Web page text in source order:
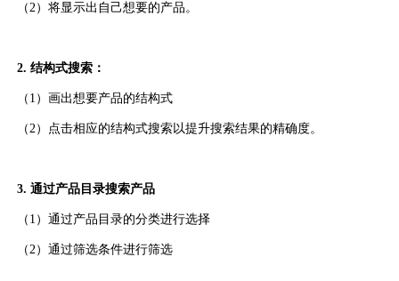
（2）将显示出自己想要的产品。
2. 结构式搜索：
（1）画出想要产品的结构式
（2）点击相应的结构式搜索以提升搜索结果的精确度。
3. 通过产品目录搜索产品
（1）通过产品目录的分类进行选择
（2）通过筛选条件进行筛选